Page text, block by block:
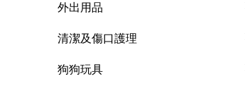
外出用品
清潔及傷口護理
狗狗玩具